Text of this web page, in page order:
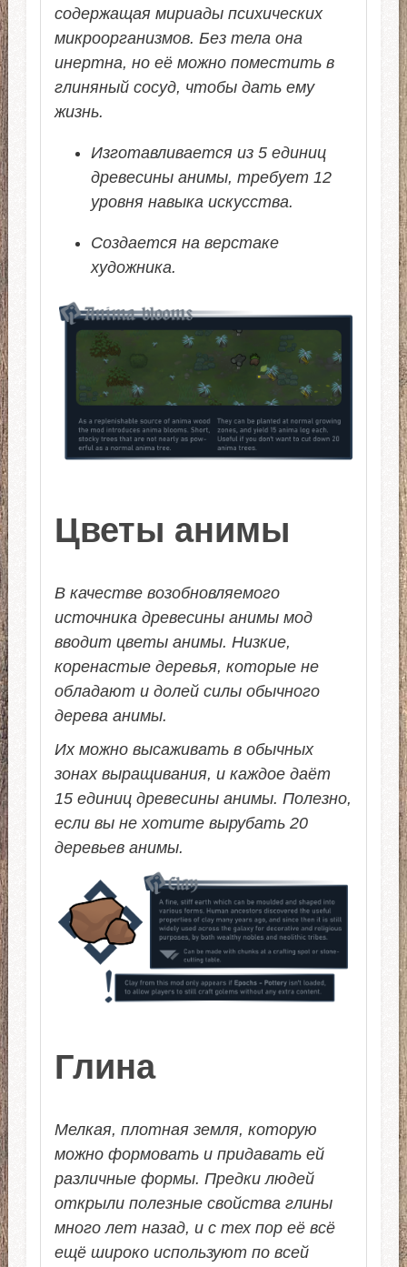
содержащая мириады психических
микроорганизмов. Без тела она
инертна, но её можно поместить в
глиняный сосуд, чтобы дать ему
жизнь.
Изготавливается из 5 единиц
древесины анимы, требует 12
уровня навыка искусства.
Создается на верстаке
художника.
Цветы анимы
В качестве возобновляемого
источника древесины анимы мод
вводит цветы анимы. Низкие,
коренастые деревья, которые не
обладают и долей силы обычного
дерева анимы.
Их можно высаживать в обычных
зонах выращивания, и каждое даёт
15 единиц древесины анимы. Полезно,
если вы не хотите вырубать 20
деревьев анимы.
Глина
Мелкая, плотная земля, которую
можно формовать и придавать ей
различные формы. Предки людей
открыли полезные свойства глины
много лет назад, и с тех пор её всё
ещё широко используют по всей